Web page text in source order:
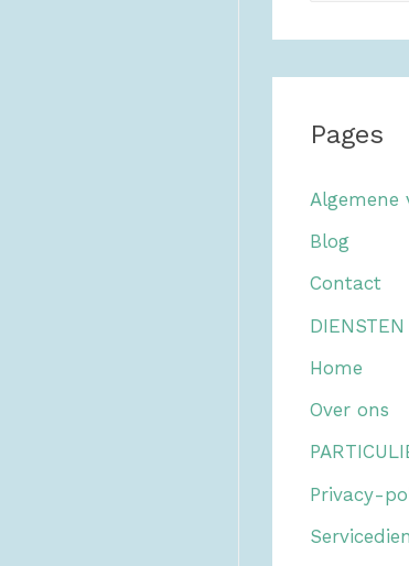
e
k
n
r
:
Pages
Algemene
Blog
Contact
DIENSTEN
Home
Over ons
Privacy-